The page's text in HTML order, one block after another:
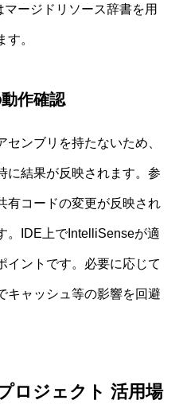
ージドリソース辞書を用
。
作確認
ンブリを持たないため、
に結果が反映されます。参
有コードの変更が反映され
。IDE上でIntelliSenseが適
イントです。必要に応じて
キャッシュ等の影響を回避
ロジェクト 活用場